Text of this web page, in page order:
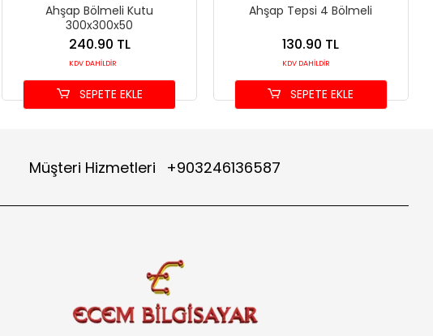
Ahşap Bölmeli Kutu
300x300x50
240.90 TL
KDV DAHİLDİR
SEPETE EKLE
Ahşap Tepsi 4 Bölmeli
130.90 TL
KDV DAHİLDİR
SEPETE EKLE
Müşteri Hizmetleri +903246136587